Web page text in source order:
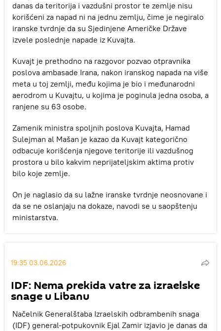
danas da teritorija i vazdušni prostor te zemlje nisu
korišćeni za napad ni na jednu zemlju, čime je negiralo
iranske tvrdnje da su Sjedinjene Američke Države
izvele poslednje napade iz Kuvajta.
Kuvajt je prethodno na razgovor pozvao otpravnika
poslova ambasade Irana, nakon iranskog napada na više
meta u toj zemlji, među kojima je bio i međunarodni
aerodrom u Kuvajtu, u kojima je poginula jedna osoba, a
ranjene su 63 osobe.
Zamenik ministra spoljnih poslova Kuvajta, Hamad
Sulejman al Mašan je kazao da Kuvajt kategorično
odbacuje korišćenja njegove teritorije ili vazdušnog
prostora u bilo kakvim neprijateljskim aktima protiv
bilo koje zemlje.
On je naglasio da su lažne iranske tvrdnje neosnovane i
da se ne oslanjaju na dokaze, navodi se u saopštenju
ministarstva.
19:35 03.06.2026
IDF: Nema prekida vatre za izraelske
snage u Libanu
Načelnik Generalštaba Izraelskih odbrambenih snaga
(IDF) general-potpukovnik Ejal Zamir izjavio je danas da